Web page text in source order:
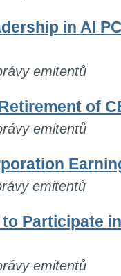
in AI
emitentů
of
emitentů
emitentů
Participate
emitentů